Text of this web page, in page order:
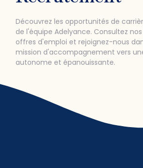
Découvrez les opportunités de
de l'équipe Adelyance. Consultez
offres d'emploi et rejoignez-nous
mission d'accompagnement vers
autonome et épanouissante.